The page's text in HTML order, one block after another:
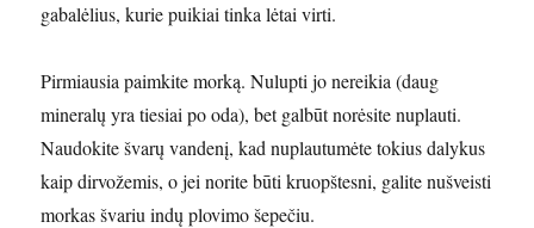
gabalėlius, kurie puikiai tinka lėtai virti.
Pirmiausia paimkite morką. Nulupti jo nereikia (daug
mineralų yra tiesiai po oda), bet galbūt norėsite nuplauti.
Naudokite švarų vandenį, kad nuplautumėte tokius dalykus
kaip dirvožemis, o jei norite būti kruopštesni, galite nušveisti
morkas švariu indų plovimo šepečiu.